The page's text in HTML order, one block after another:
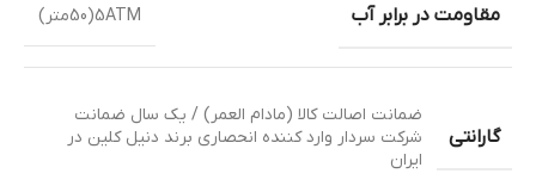
مقاومت در برابر آب 5ATM(50متر)
گارانتی
ضمانت اصالت کالا (مادام العمر) / یک سال ضمانت
شرکت سردار وارد کننده انحصاری برند دنیل کلین در
ایران